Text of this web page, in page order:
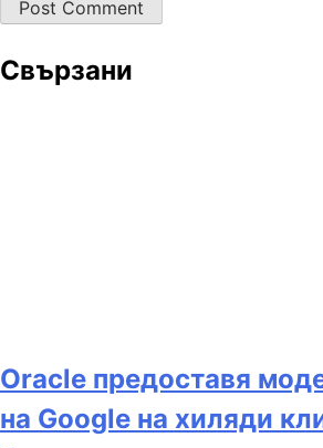
Свързани
Oracle предоставя
на Google на хиляди